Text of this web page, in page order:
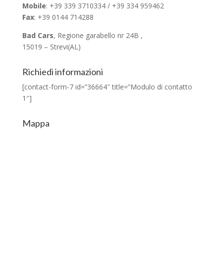
Mobile: +39 339 3710334 / +39 334 959462
Fax: +39 0144 714288
Bad Cars, Regione garabello nr 24B ,
15019 – Strevi(AL)
Richiedi informazioni
[contact-form-7 id=”36664″ title=”Modulo di contatto
1″]
Mappa